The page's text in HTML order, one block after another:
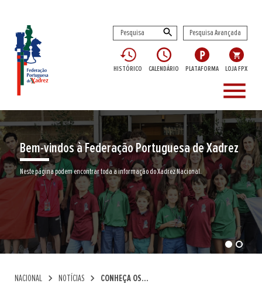
Pesquisa Avançada
HISTÓRICO CALENDÁRIO PLATAFORMA LOJA FPX
menu
Bem-vindos à Federação Portuguesa de Xadrez
Neste página podem encontrar toda a informação do Xadrez Nacional.
NACIONAL chevron_right NOTÍCIAS chevron_right CONHEÇA OS...